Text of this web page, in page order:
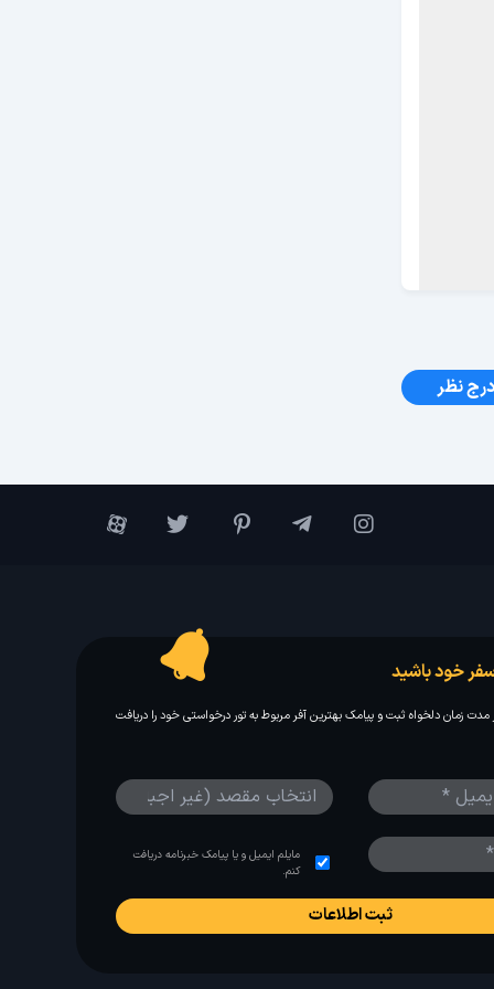
درج نظر
خود باشید
زمان دلخواه ثبت و پیامک بهترین آفر مربوط به تور درخواستی خود را دریافت
مایلم ایمیل و یا پیامک خبرنامه دریافت
کنم.